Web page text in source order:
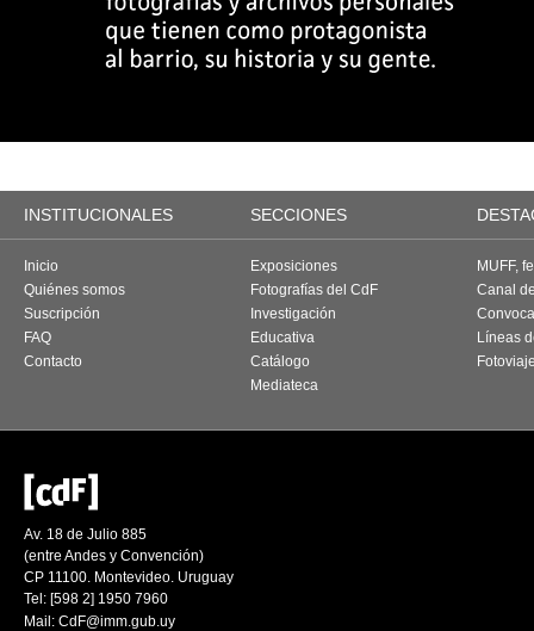
INSTITUCIONALES SECCIONES
Inicio
Quiénes somos
Suscripción
FAQ
Contacto
Exposiciones
Fotografías del CdF
Investigación
Educativa
Catálogo
Mediateca
MUFF,
Canal
Líneas
Av. 18 de Julio 885
(entre Andes y Convención)
CP 11100. Montevideo. Uruguay
Tel: [598 2] 1950 7960
Mail: CdF@imm.gub.uy